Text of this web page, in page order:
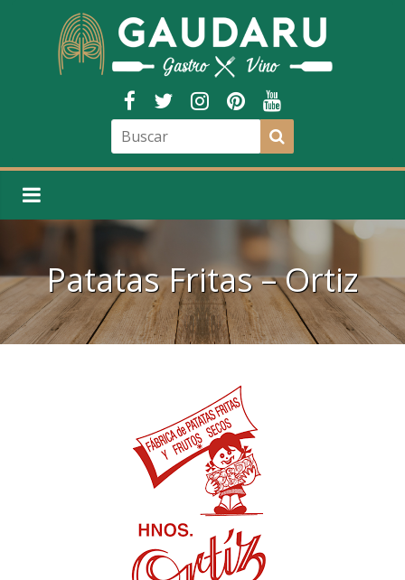
Patatas Fritas – Ortiz